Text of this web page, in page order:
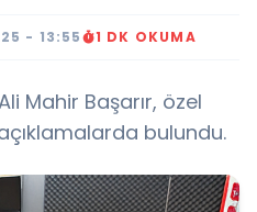
- 13:55 1 DK OKUMA
Mahir Başarır, özel
bulundu.